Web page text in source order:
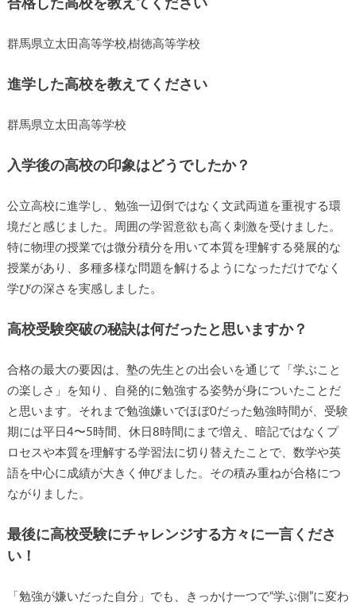
合格した高校を教えてください
群馬県立太田高等学校,樹徳高等学校
進学した高校を教えてください
群馬県立太田高等学校
入学後の高校の印象はどうでしたか？
公立高校に進学し、勉強一辺倒ではなく文武両道を重視する環
境だと感じました。周囲の学習意欲も高く刺激を受けました。
特に物理の授業では微分積分を用いて本質を理解する発展的な
授業があり、多種多様な問題を解けるようになっただけでなく
学びの深さを実感しました。
高校受験突破の秘訣は何だったと思いますか？
合格の最大の要因は、塾の先生との出会いを通じて「学ぶこと
の楽しさ」を知り、自発的に勉強する姿勢が身についたことだ
と思います。それまで勉強嫌いでほぼ0だった勉強時間が、受験
期には平日4〜5時間、休日8時間にまで増え、暗記ではなくプ
ロセスや本質を理解する学習法に切り替えたことで、数学や英
語を中心に成績が大きく伸びました。その積み重ねが合格につ
ながりました。
最後に高校受験にチャレンジする方々に一言くださ
い！
「勉強が嫌いだった自分」でも、きっかけ一つで“学ぶ側”に変わ